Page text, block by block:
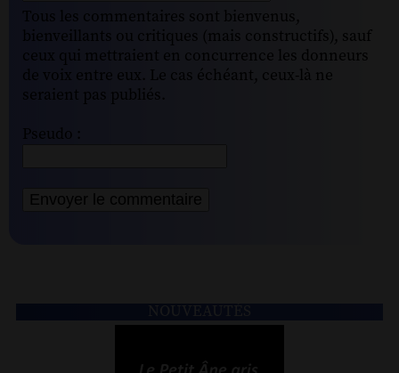
Tous les commentaires sont bienvenus,
bienveillants ou critiques (mais constructifs), sauf
ceux qui mettraient en concurrence les donneurs
de voix entre eux. Le cas échéant, ceux-là ne
seraient pas publiés.
Pseudo :